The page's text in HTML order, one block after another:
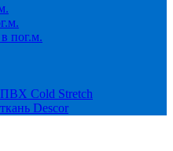
пог.м.
Cold Stretch
Descor